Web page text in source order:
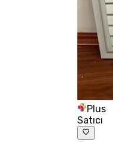
Plus
Satıcı